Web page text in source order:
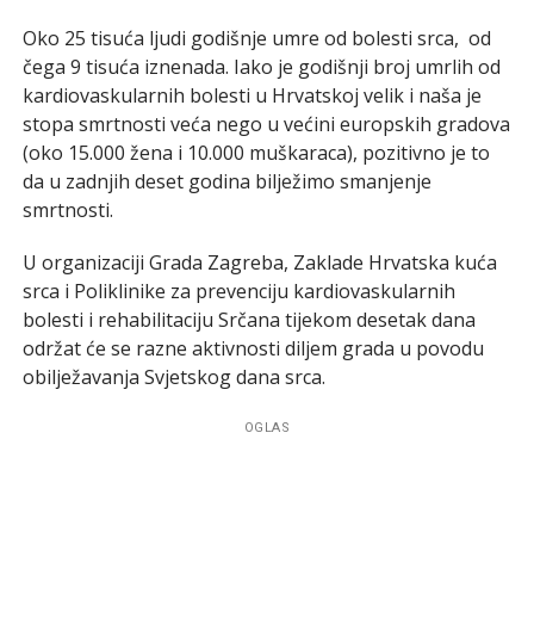
Oko 25 tisuća ljudi godišnje umre od bolesti srca, od
čega 9 tisuća iznenada. Iako je godišnji broj umrlih od
kardiovaskularnih bolesti u Hrvatskoj velik i naša je
stopa smrtnosti veća nego u većini europskih gradova
(oko 15.000 žena i 10.000 muškaraca), pozitivno je to
da u zadnjih deset godina bilježimo smanjenje
smrtnosti.
U organizaciji Grada Zagreba, Zaklade Hrvatska kuća
srca i Poliklinike za prevenciju kardiovaskularnih
bolesti i rehabilitaciju Srčana tijekom desetak dana
održat će se razne aktivnosti diljem grada u povodu
obilježavanja Svjetskog dana srca.
OGLAS